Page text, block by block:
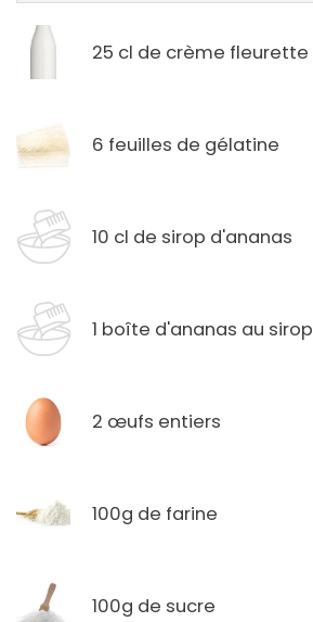
25 cl de crème fleurette
6 feuilles de gélatine
10 cl de sirop d'ananas
1 boîte d'ananas au sirop
2 œufs entiers
100g de farine
100g de sucre